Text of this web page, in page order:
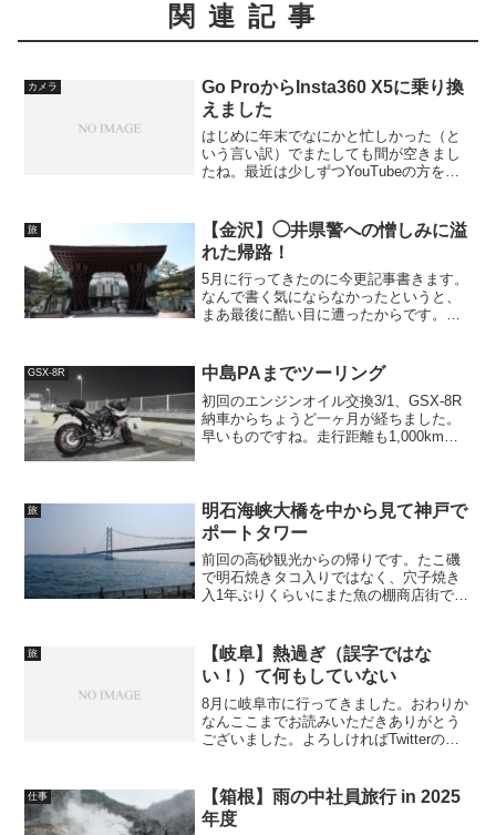
関連記事
カメラ
Go ProからInsta360 X5に乗り換
えました
はじめに年末でなにかと忙しかった（と
いう言い訳）でまたしても間が空きまし
たね。最近は少しずつYouTubeの方を更
です。年内に一旦上げてしまいたかった
ので実は未完成です...
旅
【金沢】◯井県警への憎しみに溢
れた帰路！
5月に行ってきたのに今更記事書きます。
なんで書く気にならなかったというと、
まあ最後に酷い目に遭ったからです。よ
兼六園とその周辺を少しだけです。まず
は定番の兼六園。行っ...
GSX-8R 中島PAまでツーリング
初回のエンジンオイル交換3/1、GSX-8R
納車からちょうど一ヶ月が経ちました。
早いものですね。走行距離も1,000kmを
ンオイルは...
旅
明石海峡大橋を中から見て神戸で
ポートタワー
前回の高砂観光からの帰りです。たこ磯
で明石焼きタコ入りではなく、穴子焼き
入1年ぶりくらいにまた魚の棚商店街で明
も行列ができて諦めたのですが、今回は
すぐ案内されました。舞...
旅
【岐阜】熱過ぎ（誤字ではな
い！）て何もしていない
8月に岐阜市に行ってきました。おわりか
なんここまでお読みいただきありがとう
ございました。よろしければTwitterのフ
の都合で平日休まなければならなかった
ので金曜日に休...
仕事
【箱根】雨の中社員旅行 in 2025
年度